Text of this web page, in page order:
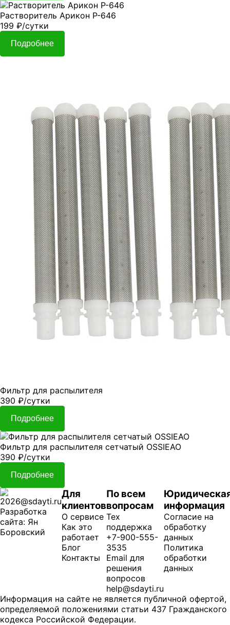
Растворитель Арикон Р-646
199 ₽/сутки
Подробнее
Фильтр для распылителя
390 ₽/сутки
Подробнее
Фильтр для распылителя сетчатый OSSIEAO
390 ₽/сутки
Подробнее
2026@sdayti.ru
Разработка
сайта: Ян
Боровский
Для
клиентов
О сервисе
Как это
работает
Блог
Контакты
По всем
вопросам
Тех
поддержка
+7-900-555-
3535
Email для
решения
вопросов
help@sdayti.ru
информация
Согласие на
обработку
данных
Политика
обработки
данных
Информация на сайте не является публичной офертой,
определяемой положениями статьи 437 Гражданского
кодекса Российской Федерации.